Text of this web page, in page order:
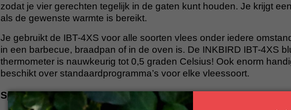
zodat je vier gerechten tegelijk in de gaten kunt houden. Je krijgt
als de gewenste warmte is bereikt.
Je gebruikt de IBT-4XS voor alle soorten vlees onder iedere
in een barbecue, braadpan of in de oven is. De INKBIRD IBT-4XS
thermometer is nauwkeurig tot 0,5 graden Celsius! Ook enorm
beschikt over standaardprogramma’s voor elke vleessoort.
Specificaties INKBIRD IBT-4XS Bluetooth Thermometer